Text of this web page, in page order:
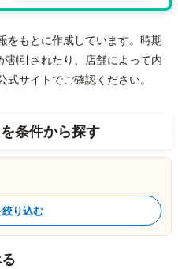
をもとに作成しています。時期
割引されたり、店舗によって内
サイトでご確認ください。
条件から探す
り込む